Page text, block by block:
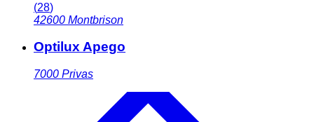
(28)
42600 Montbrison
Optilux Apego
7000 Privas